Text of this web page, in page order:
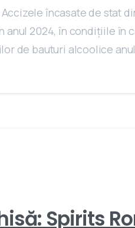
încasate de stat
anul 2024, în condițiile în
de bauturi alcoolice
Spirits